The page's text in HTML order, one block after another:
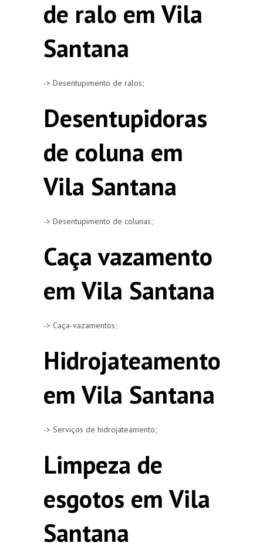
de ralo em Vila
Santana
-> Desentupimento de ralos;
Desentupidoras
de coluna em
Vila Santana
-> Desentupimento de colunas;
Caça vazamento
em Vila Santana
-> Caça-vazamentos;
Hidrojateamento
em Vila Santana
-> Serviços de hidrojateamento;
Limpeza de
esgotos em Vila
Santana